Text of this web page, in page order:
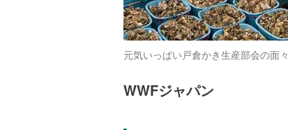
元気いっぱい戸倉かき生産部会の面々
WWFジャパン